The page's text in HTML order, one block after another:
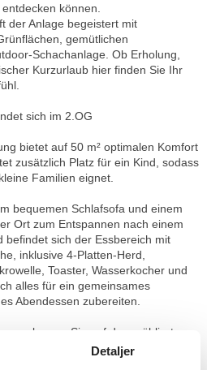
können.
der Anlage begeistert mit
gemütlichen
Schachanlage. Ob Erholung,
Kurzurlaub hier finden Sie Ihr
sich im 2.OG
bietet auf 50 m² optimalen Komfort
zusätzlich Platz für ein Kind, sodass
Familien eignet.
bequemen Schlafsofa und einem
Ort zum Entspannen nach einem
befindet sich der Essbereich mit
inklusive 4-Platten-Herd,
Toaster, Wasserkocher und
alles für ein gemeinsames
Abendessen zubereiten.
gelangen Sie auf den möblierten
hier die Sonne am Nachmittag mit
parkähnlichen Garten.
Detaljer